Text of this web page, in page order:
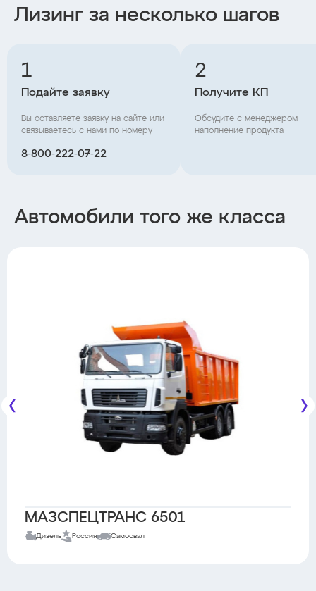
Лизинг за несколько шагов
1
Подайте заявку
Вы оставляете заявку на сайте или
связываетесь с нами по номеру
8‑800‑222‑07‑22
2
Получите КП
Обсудите с менеджером
наполнение продукта
Автомобили того же класса
МАЗСПЕЦТРАНС 6501
Дизель Россия Самосвал